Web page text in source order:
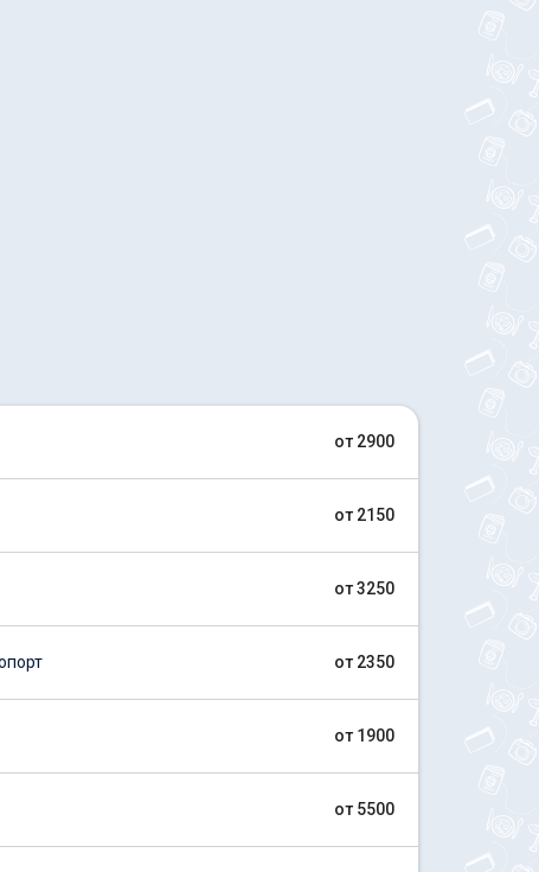
от 2900
от 2150
от 3250
от 2350
от 1900
от 5500